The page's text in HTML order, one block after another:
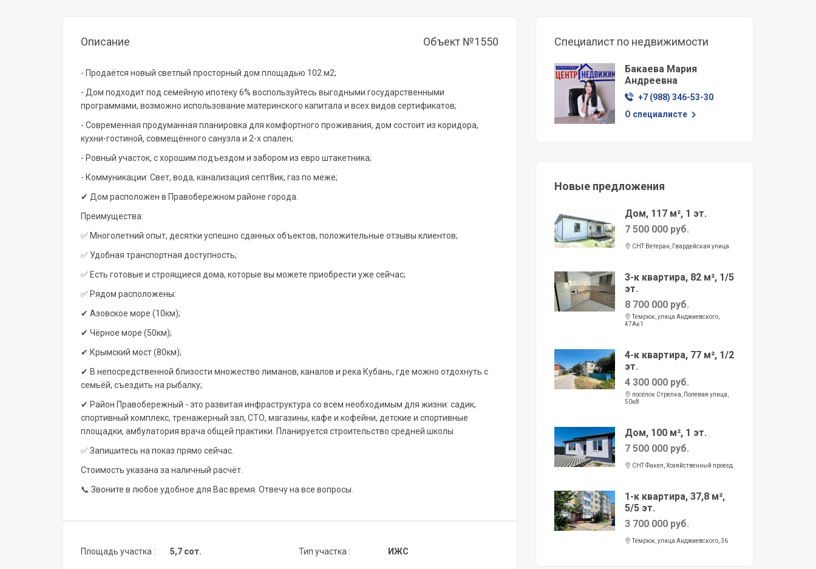
Описание Объект №1550
- Продаётся новый светлый просторный дом площадью 102 м2;
- Дом подходит под семейную ипотеку 6% воспользуйтесь выгодными государственными
программами, возможно использование материнского капитала и всех видов сертификатов;
- Современная продуманная планировка для комфортного проживания, дом состоит из коридора,
кухни-гостиной, совмещённого санузла и 2-х спален;
- Ровный участок, с хорошим подъездом и забором из евро штакетника;
- Коммуникации: Свет, вода, канализация септ8ик, газ по меже;
✔ Дом расположен в Правобережном районе города.
Преимущества:
✅ Многолетний опыт, десятки успешно сданных объектов, положительные отзывы клиентов;
✅ Удобная транспортная доступность;
✅ Есть готовые и строящиеся дома, которые вы можете приобрести уже сейчас;
✅ Рядом расположены:
✔ Азовское море (10км);
✔ Чёрное море (50км);
✔ Крымский мост (80км);
✔ В непосредственной близости множество лиманов, каналов и река Кубань, где можно отдохнуть с
семьёй, съездить на рыбалку;
✔ Район Правобережный - это развитая инфраструктура со всем необходимым для жизни: садик,
спортивный комплекс, тренажерный зал, СТО, магазины, кафе и кофейни, детские и спортивные
площадки, амбулатория врача общей практики. Планируется строительство средней школы.
✅ Запишитесь на показ прямо сейчас.
Стоимость указана за наличный расчёт.
📞 Звоните в любое удобное для Вас время. Отвечу на все вопросы.
Площадь участка : 5,7 сот. Тип участка : ИЖС
Специалист по недвижимости
Бакаева Мария
Андреевна
+7 (988) 346-53-30
О специалисте
Новые предложения
Дом, 117 м², 1 эт.
7 500 000 руб.
СНТ Ветеран, Гвардейская улица
3-к квартира, 82 м², 1/5
эт.
8 700 000 руб.
Темрюк, улица Анджиевского,
47Ак1
4-к квартира, 77 м², 1/2
эт.
4 300 000 руб.
посёлок Стрелка, Полевая улица,
50к8
Дом, 100 м², 1 эт.
7 500 000 руб.
СНТ Факел, Хозяйственный проезд
1-к квартира, 37,8 м²,
5/5 эт.
3 700 000 руб.
Темрюк, улица Анджиевского, 36